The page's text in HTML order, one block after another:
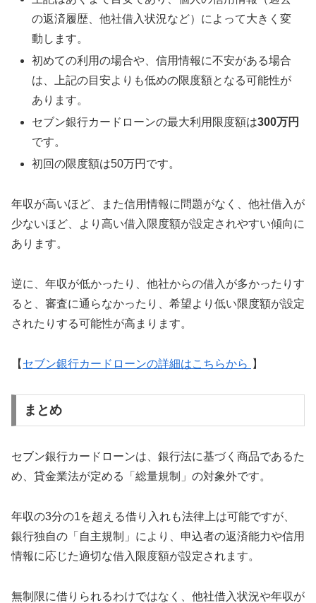
の返済履歴、他社借入状況など）によって大きく変
動します。
初めての利用の場合や、信用情報に不安がある場合
は、上記の目安よりも低めの限度額となる可能性が
あります。
セブン銀行カードローンの最大利用限度額は300万円
です。
初回の限度額は50万円です。
年収が高いほど、また信用情報に問題がなく、他社借入が
少ないほど、より高い借入限度額が設定されやすい傾向に
あります。
逆に、年収が低かったり、他社からの借入が多かったりす
ると、審査に通らなかったり、希望より低い限度額が設定
されたりする可能性が高まります。
【 セブン銀行カードローンの詳細はこちらから 】
まとめ
セブン銀行カードローンは、銀行法に基づく商品であるた
め、貸金業法が定める「総量規制」の対象外です。
年収の3分の1を超える借り入れも法律上は可能ですが、
銀行独自の「自主規制」により、申込者の返済能力や信用
情報に応じた適切な借入限度額が設定されます。
無制限に借りられるわけではなく、他社借入状況や年収が